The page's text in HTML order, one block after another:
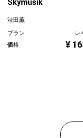
共感覚的なアプローチ:
大な情報が統合される
な状態で制作を行ってい
■ 鑑賞体験：日常から
この空間に身を置くこ
空間に表現を循環させ
生まれる環境を創造す
Skymusik
渋田薫
プラン
レ
価格
¥